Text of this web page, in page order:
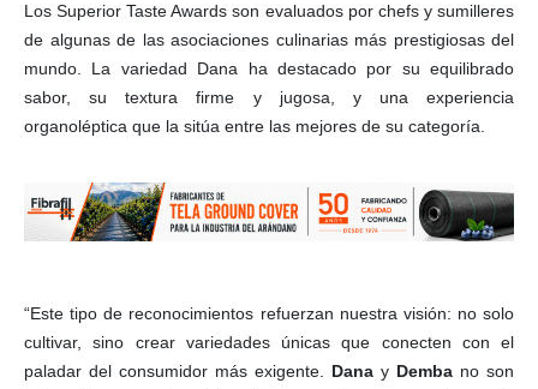
Los Superior Taste Awards son evaluados por chefs y sumilleres
de algunas de las asociaciones culinarias más prestigiosas del
mundo. La variedad Dana ha destacado por su equilibrado
sabor, su textura firme y jugosa, y una experiencia
organoléptica que la sitúa entre las mejores de su categoría.
“Este tipo de reconocimientos refuerzan nuestra visión: no solo
cultivar, sino crear variedades únicas que conecten con el
paladar del consumidor más exigente. Dana y Demba no son